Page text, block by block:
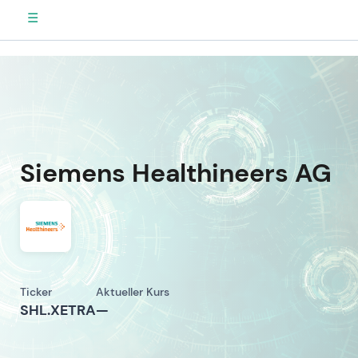
☰
Siemens Healthineers AG
Ticker
SHL.XETRA
Aktueller Kurs
—